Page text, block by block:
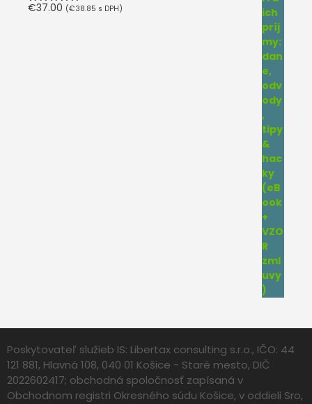
Hodnotenie
€37.00 (€38.85 s DPH)
Poskytovateľ služieb IS: Libertax consulting s.r.o., IČO: 44
121 881, Hlavná 108, 040 01 Košice - Staré mesto, DIČ
2022602417; obchodná spoločnosť zapísaná v
Obchodnom registri Okresného súdu Košice, v oddieli Sro,